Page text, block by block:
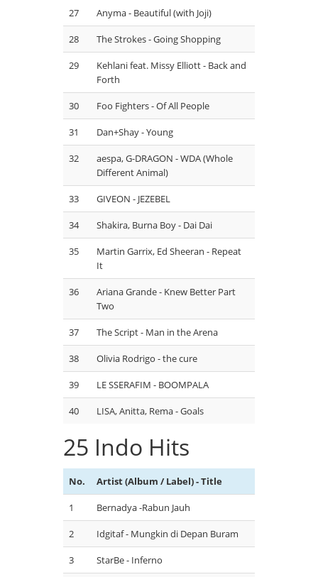
27 Anyma - Beautiful (with Joji)
28 The Strokes - Going Shopping
29
Kehlani feat. Missy Elliott - Back and
Forth
30 Foo Fighters - Of All People
31 Dan+Shay - Young
32
aespa, G-DRAGON - WDA (Whole
Different Animal)
33 GIVEON - JEZEBEL
34 Shakira, Burna Boy - Dai Dai
35
Martin Garrix, Ed Sheeran - Repeat
It
36
Ariana Grande - Knew Better Part
Two
37 The Script - Man in the Arena
38 Olivia Rodrigo - the cure
39 LE SSERAFIM - BOOMPALA
40 LISA, Anitta, Rema - Goals
25 Indo Hits
No. Artist (Album / Label) - Title
1 Bernadya -Rabun Jauh
2 Idgitaf - Mungkin di Depan Buram
3 StarBe - Inferno